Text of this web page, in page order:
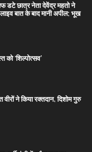
डटे छात्र नेता देवेंद्र महतो ने
बात के बाद मानी अपील; भूख
‘शिल्पोत्सव’
ने किया रक्तदान, दिशोम गुरु